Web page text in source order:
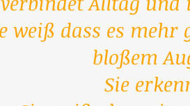
weiß dass es
bloßem
Sie